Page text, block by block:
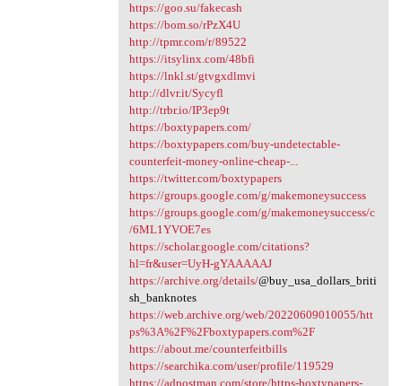
https://goo.su/fakecash
https://bom.so/rPzX4U
http://tpmr.com/r/89522
https://itsylinx.com/48bfi
https://lnkl.st/gtvgxdlmvi
http://dlvr.it/Sycyfl
http://trbr.io/IP3ep9t
https://boxtypapers.com/
https://boxtypapers.com/buy-undetectable-
counterfeit-money-online-cheap-...
https://twitter.com/boxtypapers
https://groups.google.com/g/makemoneysuccess
https://groups.google.com/g/makemoneysuccess/c
/6ML1YVOE7es
https://scholar.google.com/citations?
hl=fr&user=UyH-gYAAAAAJ
https://archive.org/details/@buy_usa_dollars_briti
sh_banknotes
https://web.archive.org/web/20220609010055/htt
ps%3A%2F%2Fboxtypapers.com%2F
https://about.me/counterfeitbills
https://searchika.com/user/profile/119529
https://adpostman.com/store/https-boxtypapers-